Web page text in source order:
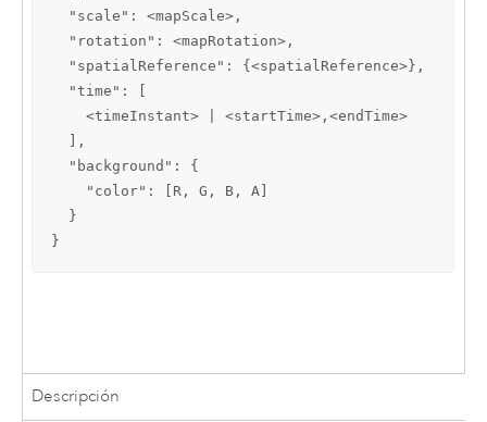
  "scale": <mapScale>,
  "rotation": <mapRotation>,
  "spatialReference": {<spatialReference>},
  "time": [
    <timeInstant> | <startTime>,<endTime>
  ],
  "background": {
    "color": [R, G, B, A]
  }
}
Descripción